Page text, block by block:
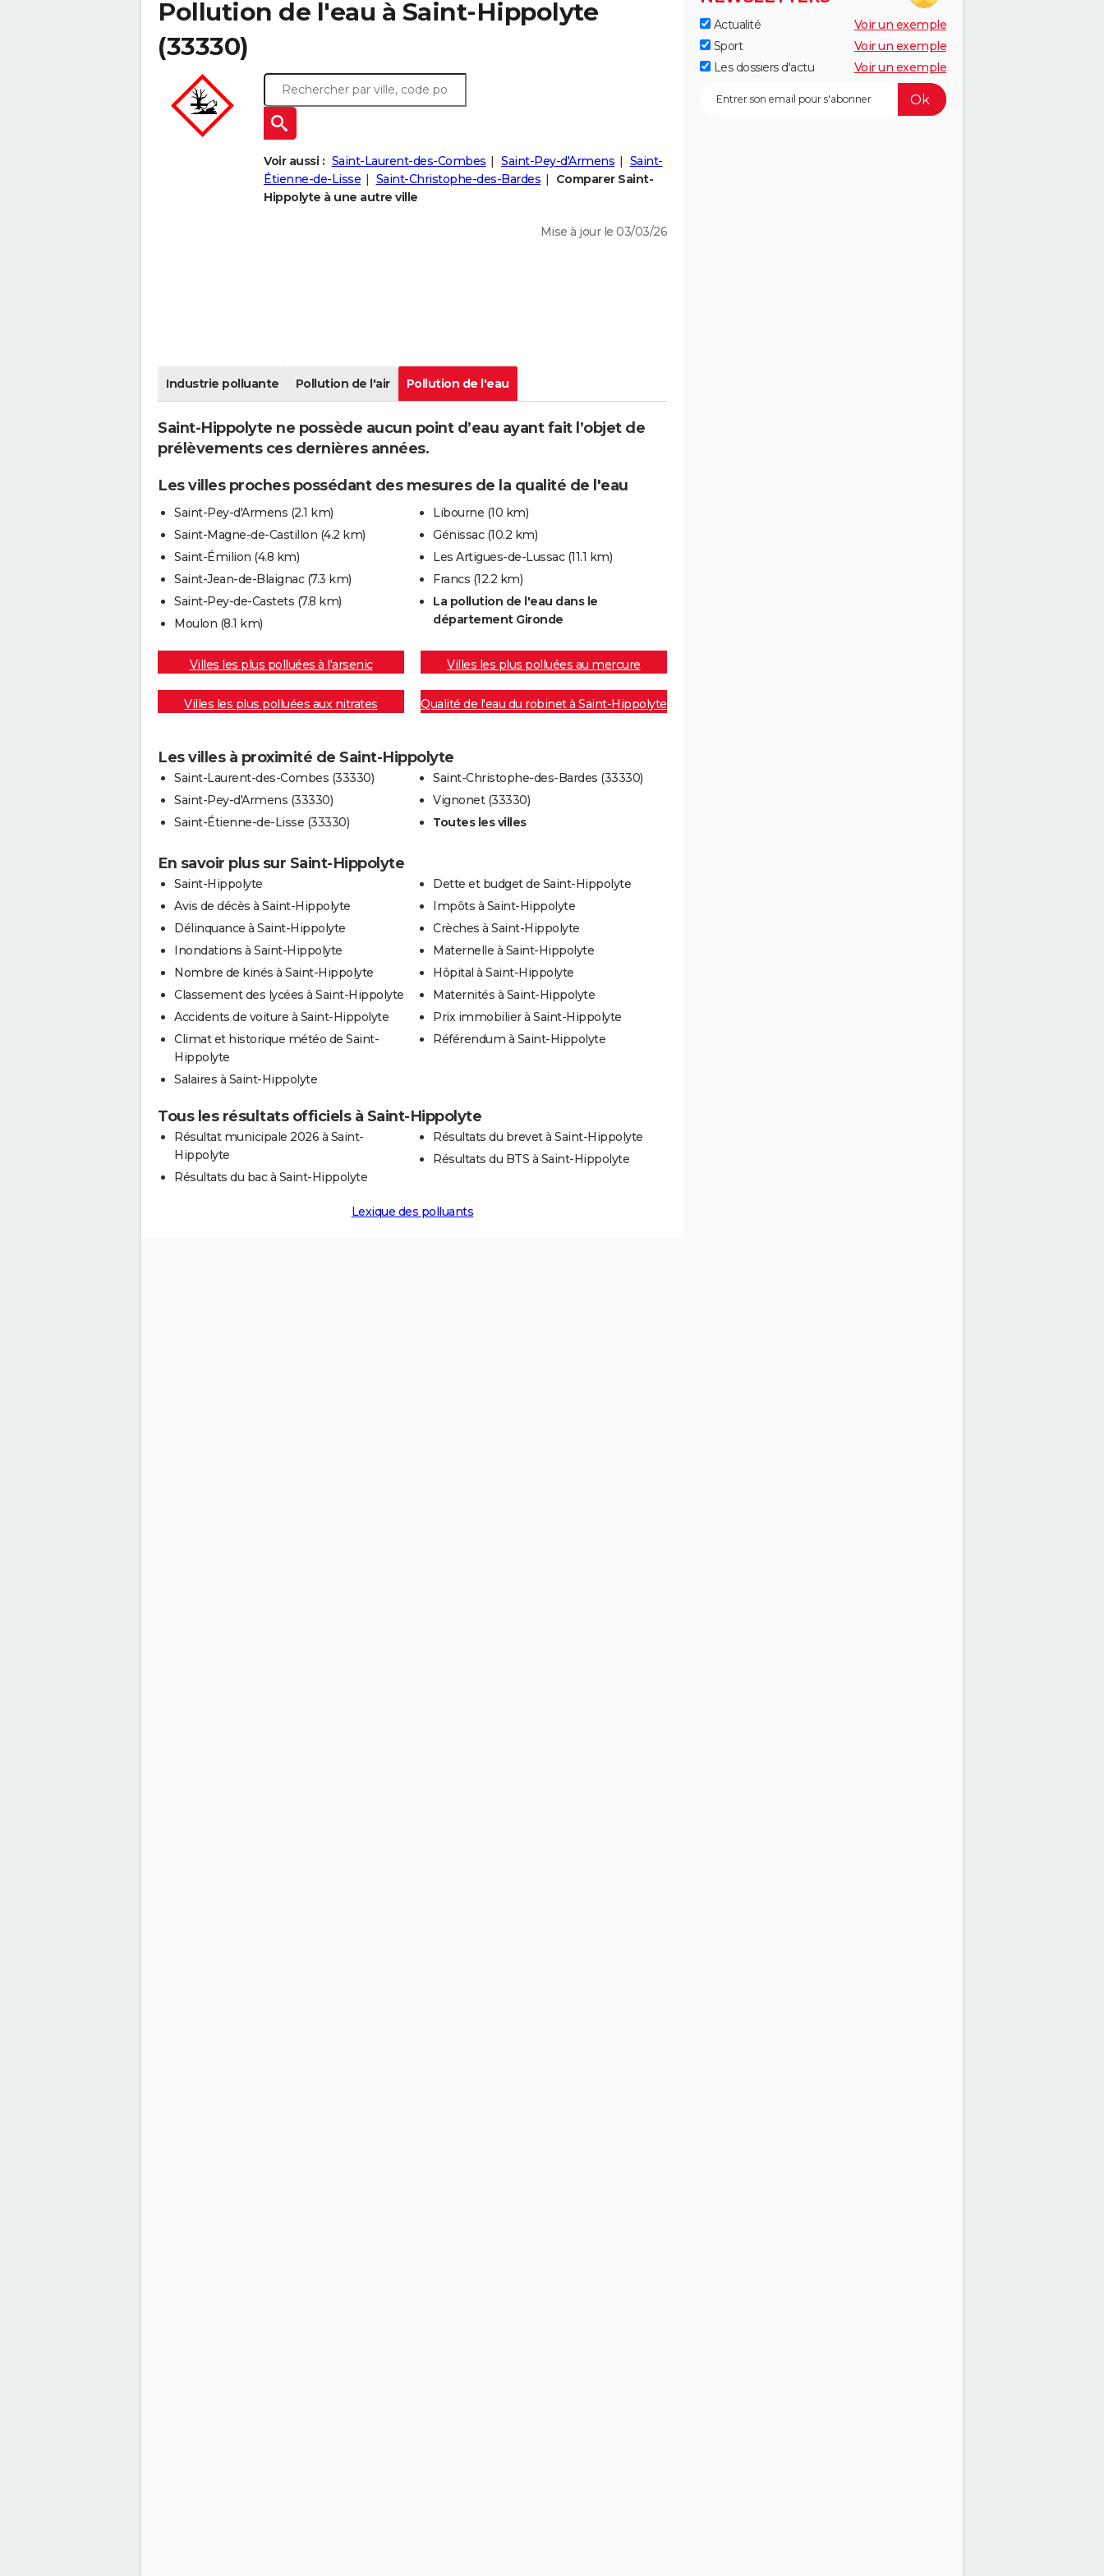
Pollution de l'eau à Saint-Hippolyte
(33330)
Voir aussi : Saint-Laurent-des-Combes Saint-Pey-d'Armens
Saint-
Étienne-de-Lisse
Saint-Christophe-des-Bardes
Comparer Saint-
Hippolyte à une autre ville
Mise à jour le 03/03/26
Industrie polluante Pollution de l'air Pollution de l'eau
Saint-Hippolyte ne possède aucun point d’eau ayant fait l’objet de
prélèvements ces dernières années.
Les villes proches possédant des mesures de la qualité de l'eau
Saint-Pey-d'Armens (2.1 km)
Saint-Magne-de-Castillon (4.2 km)
Saint-Émilion (4.8 km)
Saint-Jean-de-Blaignac (7.3 km)
Saint-Pey-de-Castets (7.8 km)
Moulon (8.1 km)
Libourne (10 km)
Génissac (10.2 km)
Les Artigues-de-Lussac (11.1 km)
Francs (12.2 km)
La pollution de l'eau dans le
département Gironde
Villes les plus polluées à l'arsenic Villes les plus polluées au mercure
Villes les plus polluées aux nitrates Qualité de l'eau du robinet à Saint-Hippolyte
Les villes à proximité de Saint-Hippolyte
Saint-Laurent-des-Combes (33330)
Saint-Pey-d'Armens (33330)
Saint-Étienne-de-Lisse (33330)
Saint-Christophe-des-Bardes (33330)
Vignonet (33330)
Toutes les villes
En savoir plus sur Saint-Hippolyte
Saint-Hippolyte
Avis de décès à Saint-Hippolyte
Délinquance à Saint-Hippolyte
Inondations à Saint-Hippolyte
Nombre de kinés à Saint-Hippolyte
Classement des lycées à Saint-Hippolyte
Accidents de voiture à Saint-Hippolyte
Climat et historique météo de Saint-
Hippolyte
Salaires à Saint-Hippolyte
Dette et budget de Saint-Hippolyte
Impôts à Saint-Hippolyte
Crèches à Saint-Hippolyte
Maternelle à Saint-Hippolyte
Hôpital à Saint-Hippolyte
Maternités à Saint-Hippolyte
Prix immobilier à Saint-Hippolyte
Référendum à Saint-Hippolyte
Tous les résultats officiels à Saint-Hippolyte
Résultat municipale 2026 à Saint-
Hippolyte
Résultats du bac à Saint-Hippolyte
Résultats du brevet à Saint-Hippolyte
Résultats du BTS à Saint-Hippolyte
Lexique des polluants
Actualité
Voir un exemple
Sport
Voir un exemple
Les dossiers d'actu
Voir un exemple